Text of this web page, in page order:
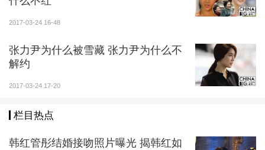
2017-03-24 16-48
张力尹为什么被雪藏 张力尹为什么不
解约
2017-03-24 17-20
栏目热点
韩红管彤结婚接吻照片曝光 揭韩红如